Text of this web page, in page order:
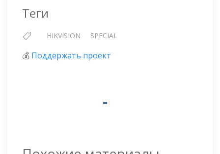
Теги
HIKVISION SPECIAL
💰 Поддержать проект